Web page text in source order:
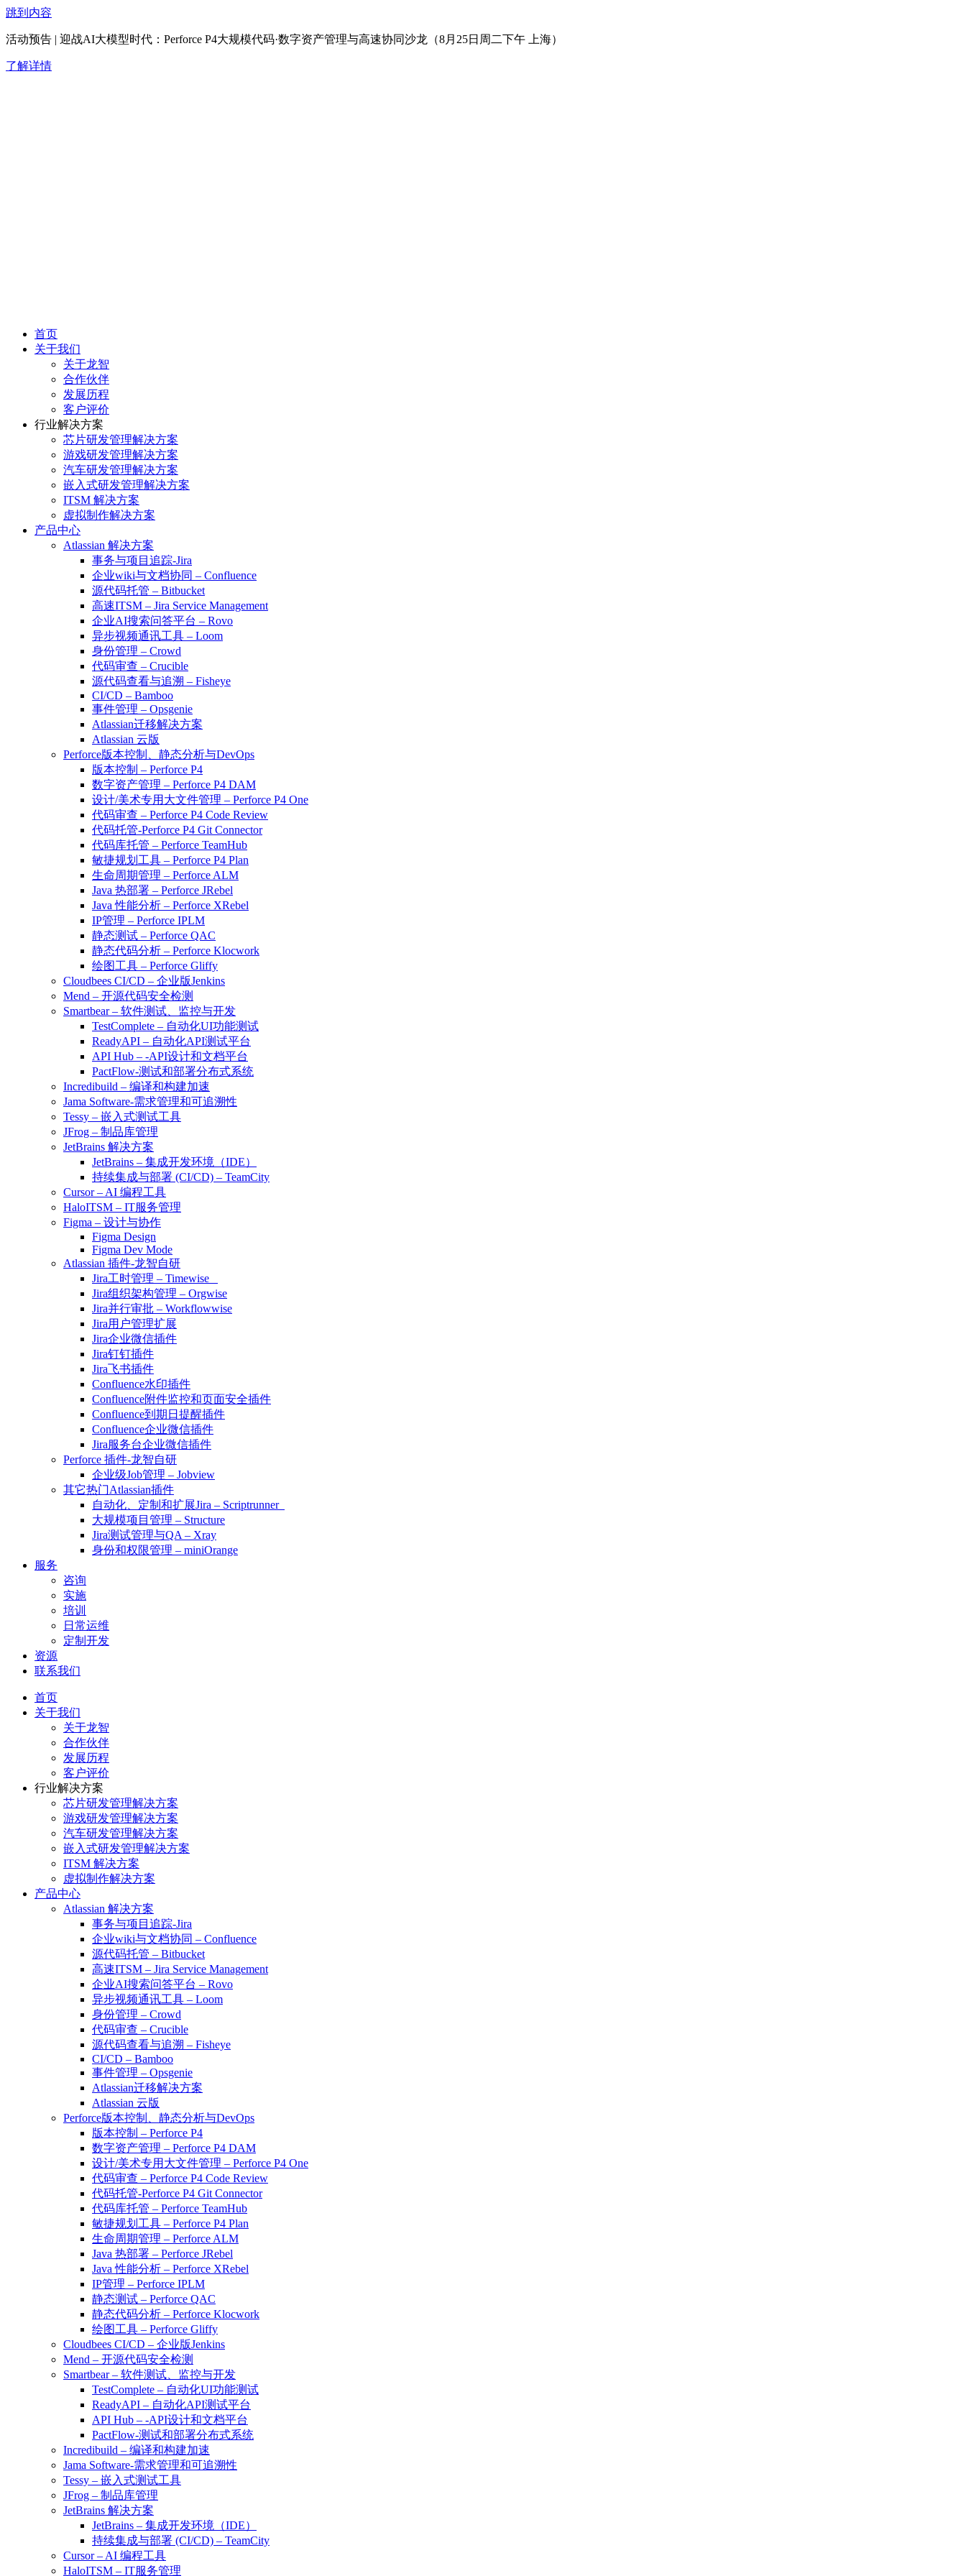
跳到内容
活动预告 | 迎战AI大模型时代：Perforce P4大规模代码·数字资产管理与高速协同沙龙（8月25日周二下午 上海）
了解详情
首页
关于我们
关于龙智
合作伙伴
发展历程
客户评价
行业解决方案
芯片研发管理解决方案
游戏研发管理解决方案
汽车研发管理解决方案
嵌入式研发管理解决方案
ITSM 解决方案
虚拟制作解决方案
产品中心
Atlassian 解决方案
事务与项目追踪-Jira
企业wiki与文档协同 – Confluence
源代码托管 – Bitbucket
高速ITSM – Jira Service Management
企业AI搜索问答平台 – Rovo
异步视频通讯工具 – Loom
身份管理 – Crowd
代码审查 – Crucible
源代码查看与追溯 – Fisheye
CI/CD – Bamboo
事件管理 – Opsgenie
Atlassian迁移解决方案
Atlassian 云版
Perforce版本控制、静态分析与DevOps
版本控制 – Perforce P4
数字资产管理 – Perforce P4 DAM
设计/美术专用大文件管理 – Perforce P4 One
代码审查 – Perforce P4 Code Review
代码托管-Perforce P4 Git Connector
代码库托管 – Perforce TeamHub
敏捷规划工具 – Perforce P4 Plan
生命周期管理 – Perforce ALM
Java 热部署 – Perforce JRebel
Java 性能分析 – Perforce XRebel
IP管理 – Perforce IPLM
静态测试 – Perforce QAC
静态代码分析 – Perforce Klocwork
绘图工具 – Perforce Gliffy
Cloudbees CI/CD – 企业版Jenkins
Mend – 开源代码安全检测
Smartbear – 软件测试、监控与开发
TestComplete – 自动化UI功能测试
ReadyAPI – 自动化API测试平台
API Hub – -API设计和文档平台
PactFlow-测试和部署分布式系统
Incredibuild – 编译和构建加速
Jama Software-需求管理和可追溯性
Tessy – 嵌入式测试工具
JFrog – 制品库管理
JetBrains 解决方案
JetBrains – 集成开发环境（IDE）
持续集成与部署 (CI/CD) – TeamCity
Cursor – AI 编程工具
HaloITSM – IT服务管理
Figma – 设计与协作
Figma Design
Figma Dev Mode
Atlassian 插件-龙智自研
Jira工时管理 – Timewise
Jira组织架构管理 – Orgwise
Jira并行审批 – Workflowwise
Jira用户管理扩展
Jira企业微信插件
Jira钉钉插件
Jira飞书插件
Confluence水印插件
Confluence附件监控和页面安全插件
Confluence到期日提醒插件
Confluence企业微信插件
Jira服务台企业微信插件
Perforce 插件-龙智自研
企业级Job管理 – Jobview
其它热门Atlassian插件
自动化、定制和扩展Jira – Scriptrunner
大规模项目管理 – Structure
Jira测试管理与QA – Xray
身份和权限管理 – miniOrange
服务
咨询
实施
培训
日常运维
定制开发
资源
联系我们
首页
关于我们
关于龙智
合作伙伴
发展历程
客户评价
行业解决方案
芯片研发管理解决方案
游戏研发管理解决方案
汽车研发管理解决方案
嵌入式研发管理解决方案
ITSM 解决方案
虚拟制作解决方案
产品中心
Atlassian 解决方案
事务与项目追踪-Jira
企业wiki与文档协同 – Confluence
源代码托管 – Bitbucket
高速ITSM – Jira Service Management
企业AI搜索问答平台 – Rovo
异步视频通讯工具 – Loom
身份管理 – Crowd
代码审查 – Crucible
源代码查看与追溯 – Fisheye
CI/CD – Bamboo
事件管理 – Opsgenie
Atlassian迁移解决方案
Atlassian 云版
Perforce版本控制、静态分析与DevOps
版本控制 – Perforce P4
数字资产管理 – Perforce P4 DAM
设计/美术专用大文件管理 – Perforce P4 One
代码审查 – Perforce P4 Code Review
代码托管-Perforce P4 Git Connector
代码库托管 – Perforce TeamHub
敏捷规划工具 – Perforce P4 Plan
生命周期管理 – Perforce ALM
Java 热部署 – Perforce JRebel
Java 性能分析 – Perforce XRebel
IP管理 – Perforce IPLM
静态测试 – Perforce QAC
静态代码分析 – Perforce Klocwork
绘图工具 – Perforce Gliffy
Cloudbees CI/CD – 企业版Jenkins
Mend – 开源代码安全检测
Smartbear – 软件测试、监控与开发
TestComplete – 自动化UI功能测试
ReadyAPI – 自动化API测试平台
API Hub – -API设计和文档平台
PactFlow-测试和部署分布式系统
Incredibuild – 编译和构建加速
Jama Software-需求管理和可追溯性
Tessy – 嵌入式测试工具
JFrog – 制品库管理
JetBrains 解决方案
JetBrains – 集成开发环境（IDE）
持续集成与部署 (CI/CD) – TeamCity
Cursor – AI 编程工具
HaloITSM – IT服务管理